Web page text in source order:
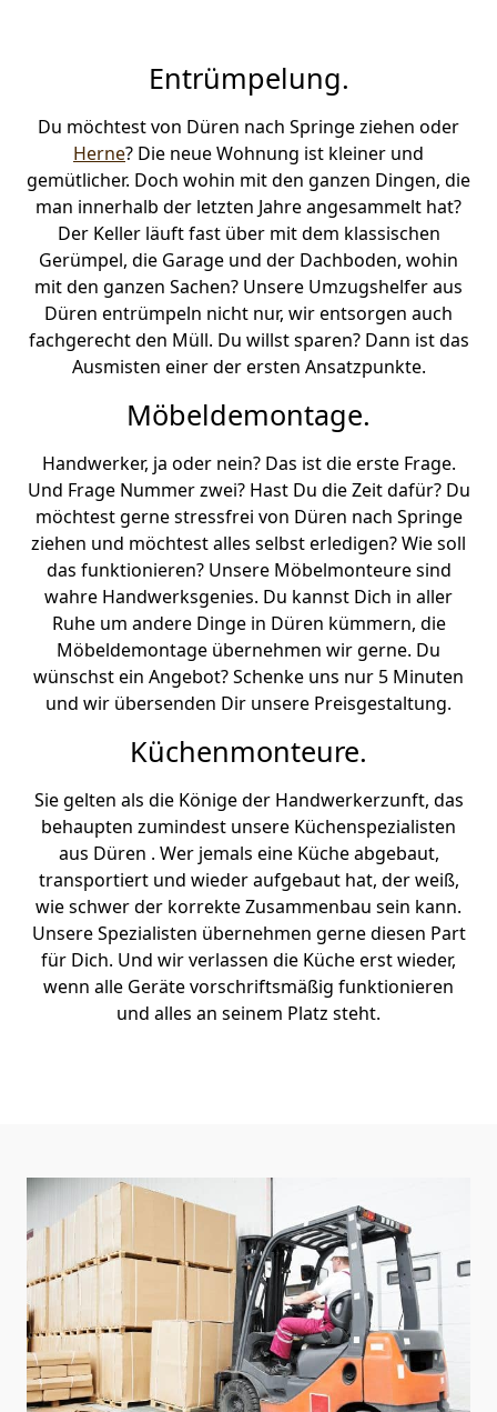
Entrümpelung.
Du möchtest von Düren nach Springe ziehen oder
Herne? Die neue Wohnung ist kleiner und
gemütlicher. Doch wohin mit den ganzen Dingen, die
man innerhalb der letzten Jahre angesammelt hat?
Der Keller läuft fast über mit dem klassischen
Gerümpel, die Garage und der Dachboden, wohin
mit den ganzen Sachen? Unsere Umzugshelfer aus
Düren entrümpeln nicht nur, wir entsorgen auch
fachgerecht den Müll. Du willst sparen? Dann ist das
Ausmisten einer der ersten Ansatzpunkte.
Möbeldemontage.
Handwerker, ja oder nein? Das ist die erste Frage.
Und Frage Nummer zwei? Hast Du die Zeit dafür? Du
möchtest gerne stressfrei von Düren nach Springe
ziehen und möchtest alles selbst erledigen? Wie soll
das funktionieren? Unsere Möbelmonteure sind
wahre Handwerksgenies. Du kannst Dich in aller
Ruhe um andere Dinge in Düren kümmern, die
Möbeldemontage übernehmen wir gerne. Du
wünschst ein Angebot? Schenke uns nur 5 Minuten
und wir übersenden Dir unsere Preisgestaltung.
Küchenmonteure.
Sie gelten als die Könige der Handwerkerzunft, das
behaupten zumindest unsere Küchenspezialisten
aus Düren . Wer jemals eine Küche abgebaut,
transportiert und wieder aufgebaut hat, der weiß,
wie schwer der korrekte Zusammenbau sein kann.
Unsere Spezialisten übernehmen gerne diesen Part
für Dich. Und wir verlassen die Küche erst wieder,
wenn alle Geräte vorschriftsmäßig funktionieren
und alles an seinem Platz steht.